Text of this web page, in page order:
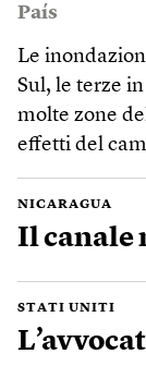
País
Le
Sul, le terze
molte zone
effetti del
NICARAGUA
Il canale
STATI UNITI